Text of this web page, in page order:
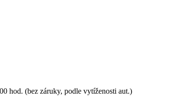
hod. (bez záruky, podle vytíženosti aut.)